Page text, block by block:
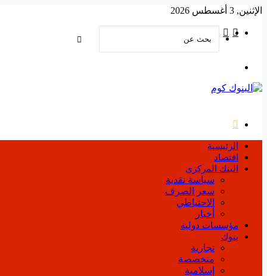
الإثنين, 3 أغسطس 2026
فيسبوك
الرئيسية
اقتصاد
البنك المركزي
سياسة نقدية
سعر الصرف
الاحتياطي
أخبار
مؤسسات دولية
بنوك
تجارية
متخصصة
إسلامية